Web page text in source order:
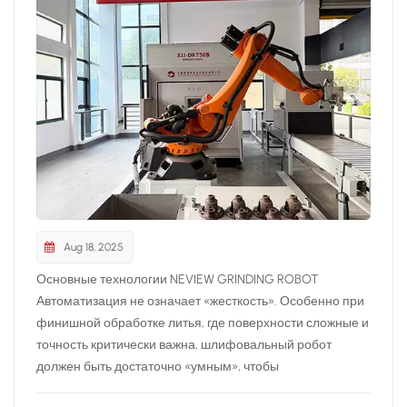
Aug 18, 2025
Основные технологии NEVIEW GRINDING ROBOT
Автоматизация не означает «жесткость». Особенно при
финишной обработке литья, где поверхности сложные и
точность критически важна, шлифовальный робот
должен быть достаточно «умным», чтобы